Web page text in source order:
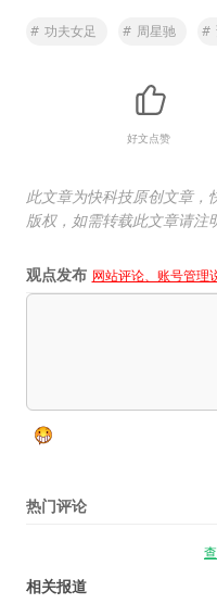
# 功夫女足 # 周星驰 #
好文点赞
此文章为快科技原创文章，
版权，如需转载此文章请注
观点发布 网站评论、账号管理
热门评论
相关报道